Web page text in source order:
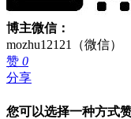
博主微信：
mozhu12121（微信）
赞 0
分享
您可以选择一种方式